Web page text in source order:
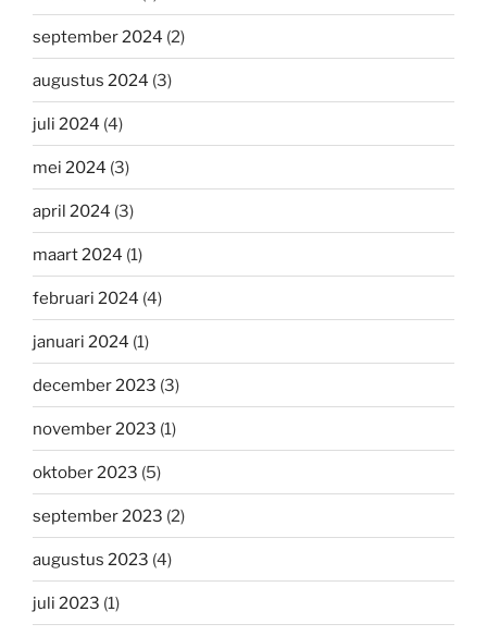
september 2024 (2)
augustus 2024 (3)
juli 2024 (4)
mei 2024 (3)
april 2024 (3)
maart 2024 (1)
februari 2024 (4)
januari 2024 (1)
december 2023 (3)
november 2023 (1)
oktober 2023 (5)
september 2023 (2)
augustus 2023 (4)
juli 2023 (1)